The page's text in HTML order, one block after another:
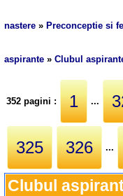
nastere » Preconceptie si
aspirante »Clubul
352 pagini : 1 ...
325 326 ...
Clubul